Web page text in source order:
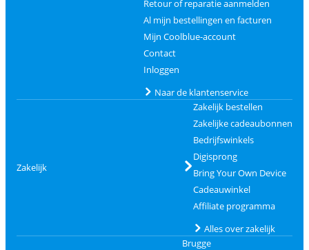
Retour of reparatie aanmelden
Al mijn bestellingen en facturen
Mijn Coolblue-account
Contact
Inloggen
Naar de klantenservice
Zakelijk
Zakelijk bestellen
Zakelijke cadeaubonnen
Bedrijfswinkels
Digisprong
Bring Your Own Device
Cadeauwinkel
Affiliate programma
Alles over zakelijk
Brugge